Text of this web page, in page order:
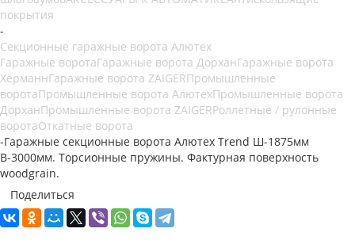
покрытия
-
Секционные гаражные ворота Алютех
Гаражные воротаГаражные ворота ДорханГаражные ворота
ХёрманнГаражные ворота ZAIGERПромышленные
воротаПромышленные ворота АлютехПромышленные ворота
ДорханПромышленные ворота ZAIGERРоллетные / рулонные
воротаОткатные ворота
-Гаражные секционные ворота Алютех Trend Ш-1875мм
В-3000мм. Торсионные пружины. Фактурная поверхность
woodgrain.
Поделиться